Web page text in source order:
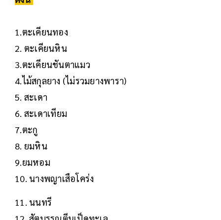
1.ตะเคียนทอง
2. ตะเคียนหิน
3.ตะเคียนชันตาแมว
4.ไม้สกุลยาง (ไม่รวมยางพารา)
5. สะเดา
6. สะเดาเทียม
7.ตะกู
8. ยมหิน
9.ยมหอม
10. นางพญาเสือโคร่ง
11. นนทรี